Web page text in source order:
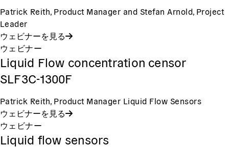
Patrick Reith, Product Manager and Stefan Arnold, Project
Leader
ウェビナーを見る
ウェビナー
Liquid Flow concentration censor
SLF3C-1300F
Patrick Reith, Product Manager Liquid Flow Sensors
ウェビナーを見る
ウェビナー
Liquid flow sensors